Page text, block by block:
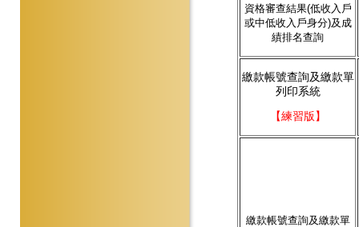
資格審查結果(低收入戶
或中低收入戶身分)及成
績排名查詢
繳款帳號查詢及繳款單
列印系統
【練習版】
繳款帳號查詢及繳款單